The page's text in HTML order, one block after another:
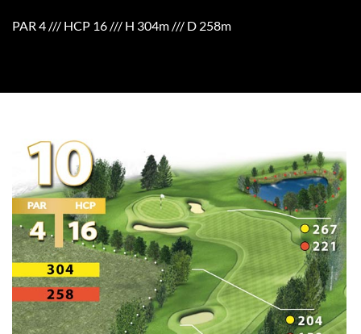
PAR 4 /// HCP 16 /// H 304m /// D 258m